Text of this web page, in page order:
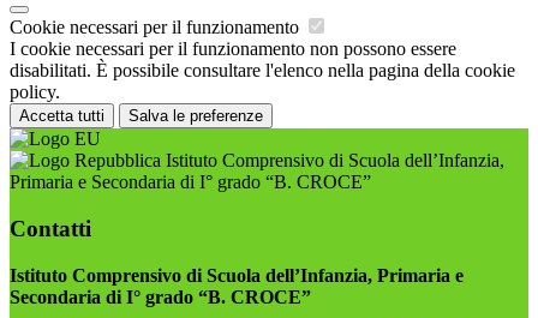
Cookie necessari per il funzionamento
I cookie necessari per il funzionamento non possono essere
disabilitati. È possibile consultare l'elenco nella pagina della cookie
policy.
Accetta tutti Salva le preferenze
Istituto Comprensivo di Scuola dell’Infanzia,
Primaria e Secondaria di I° grado “B. CROCE”
Contatti
Istituto Comprensivo di Scuola dell’Infanzia, Primaria e
Secondaria di I° grado “B. CROCE”